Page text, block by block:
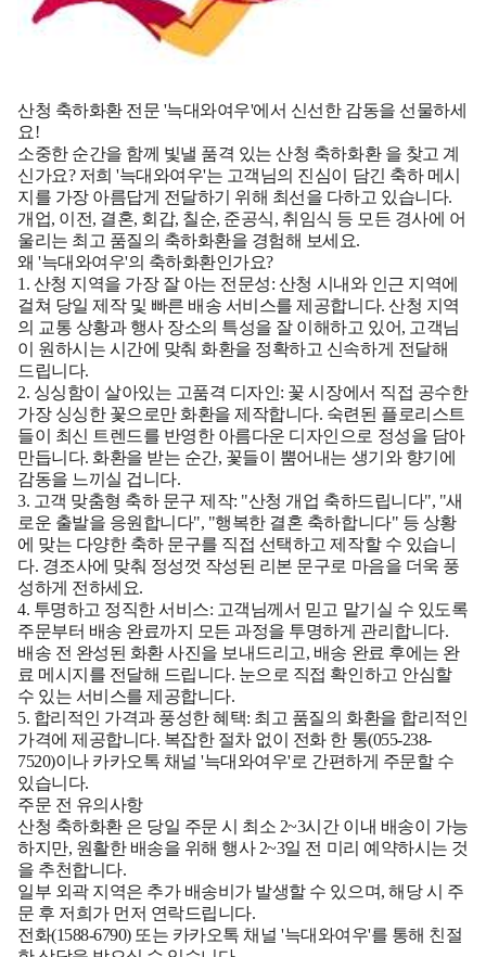
산청 축하화환 전문 '늑대와여우'에서 신선한 감동을 선물하세
요!
소중한 순간을 함께 빛낼 품격 있는산청 축하화환 을 찾고 계
신가요? 저희 '늑대와여우'는 고객님의 진심이 담긴 축하 메시
지를 가장 아름답게 전달하기 위해 최선을 다하고 있습니다.
개업, 이전, 결혼, 회갑, 칠순, 준공식, 취임식 등 모든 경사에 어
울리는 최고 품질의 축하화환을 경험해 보세요.
왜 '늑대와여우'의 축하화환인가요?
1. 산청 지역을 가장 잘 아는 전문성: 산청 시내와 인근 지역에
걸쳐 당일 제작 및 빠른 배송 서비스를 제공합니다. 산청 지역
의 교통 상황과 행사 장소의 특성을 잘 이해하고 있어, 고객님
이 원하시는 시간에 맞춰 화환을 정확하고 신속하게 전달해
드립니다.
2. 싱싱함이 살아있는 고품격 디자인: 꽃 시장에서 직접 공수한
가장 싱싱한 꽃으로만 화환을 제작합니다. 숙련된 플로리스트
들이 최신 트렌드를 반영한 아름다운 디자인으로 정성을 담아
만듭니다. 화환을 받는 순간, 꽃들이 뿜어내는 생기와 향기에
감동을 느끼실 겁니다.
3. 고객 맞춤형 축하 문구 제작: "산청 개업 축하드립니다", "새
로운 출발을 응원합니다", "행복한 결혼 축하합니다" 등 상황
에 맞는 다양한 축하 문구를 직접 선택하고 제작할 수 있습니
다. 경조사에 맞춰 정성껏 작성된 리본 문구로 마음을 더욱 풍
성하게 전하세요.
4. 투명하고 정직한 서비스: 고객님께서 믿고 맡기실 수 있도록
주문부터 배송 완료까지 모든 과정을 투명하게 관리합니다.
배송 전 완성된 화환 사진을 보내드리고, 배송 완료 후에는 완
료 메시지를 전달해 드립니다. 눈으로 직접 확인하고 안심할
수 있는 서비스를 제공합니다.
5. 합리적인 가격과 풍성한 혜택: 최고 품질의 화환을 합리적인
가격에 제공합니다. 복잡한 절차 없이 전화 한 통(055-238-
7520)이나 카카오톡 채널 '늑대와여우'로 간편하게 주문할 수
있습니다.
주문 전 유의사항
산청 축하화환 은 당일 주문 시 최소 2~3시간 이내 배송이 가능
하지만, 원활한 배송을 위해 행사 2~3일 전 미리 예약하시는 것
을 추천합니다.
일부 외곽 지역은 추가 배송비가 발생할 수 있으며, 해당 시 주
문 후 저희가 먼저 연락드립니다.
전화(1588-6790) 또는 카카오톡 채널 '늑대와여우'를 통해 친절